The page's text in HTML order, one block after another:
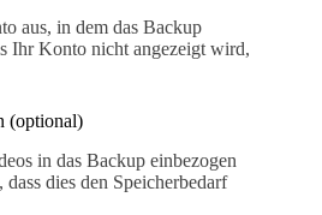
aus, in dem das Backup
Ihr Konto nicht angezeigt wird,
(optional)
in das Backup einbezogen
dies den Speicherbedarf